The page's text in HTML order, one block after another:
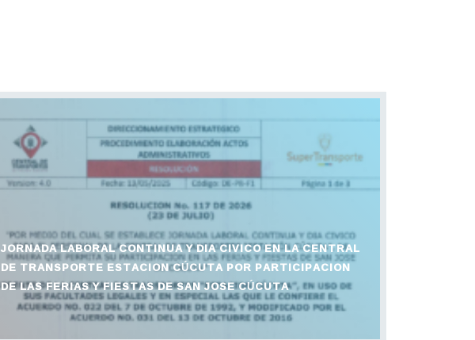
JORNADA LABORAL CONTINUA Y DIA CIVICO EN LA CENTRAL
DE TRANSPORTE ESTACION CÚCUTA POR PARTICIPACION
DE LAS FERIAS Y FIESTAS DE SAN JOSE CÚCUTA